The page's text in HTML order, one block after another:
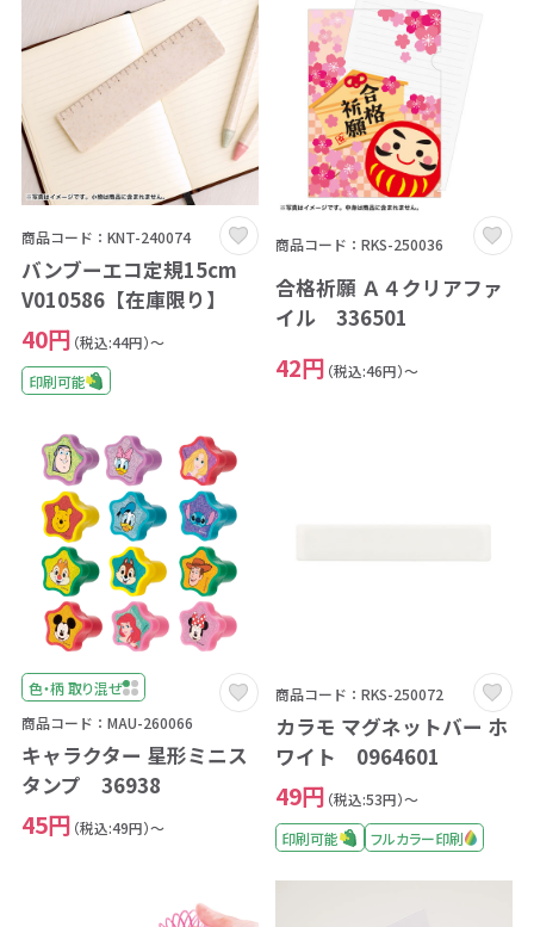
商品コード：KNT-240074
バンブーエコ定規15cm
V010586【在庫限り】
40円 （税込:44円）～
印刷可能
商品コード：RKS-250036
合格祈願 Ａ４クリアファ
イル 336501
42円 （税込:46円）～
色・柄 取り混ぜ
商品コード：MAU-260066
キャラクター 星形ミニス
タンプ 36938
45円 （税込:49円）～
商品コード：RKS-250072
カラモ マグネットバー ホ
ワイト 0964601
49円 （税込:53円）～
印刷可能
フルカラー印刷